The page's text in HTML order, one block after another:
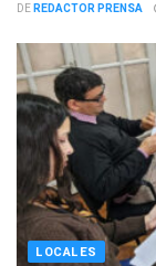
DEREDACTOR PRENSA
LOCALES